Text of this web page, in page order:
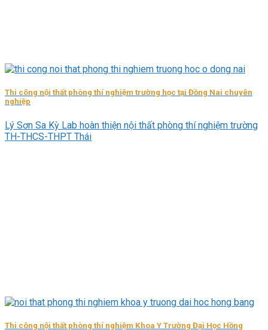
Thi công nội thất phòng thí nghiệm trường học tại Đồng Nai chuyên
nghiệp
Lý Sơn Sa Kỳ Lab hoàn thiện nội thất phòng thí nghiệm trường
TH-THCS-THPT Thái
Thi công nội thất phòng thí nghiệm Khoa Y Trường Đại Học Hồng